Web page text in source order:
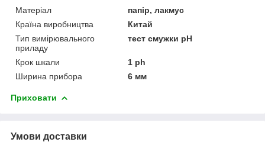
Матеріал
папір, лакмус
Країна виробництва
Китай
Тип вимірювального
приладу
тест смужки pH
Крок шкали
1 ph
Ширина прибора
6 мм
Приховати
Умови доставки